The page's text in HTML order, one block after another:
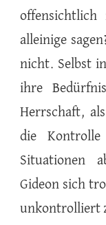
alleinige
nicht. Selbst
ihre
Herrschaft,
die
Situationen
Gideon sich
unkontrolliert